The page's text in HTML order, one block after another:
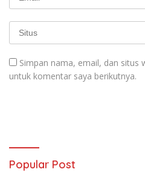
Simpan nama, email, dan situs
untuk komentar saya berikutnya.
Popular Post